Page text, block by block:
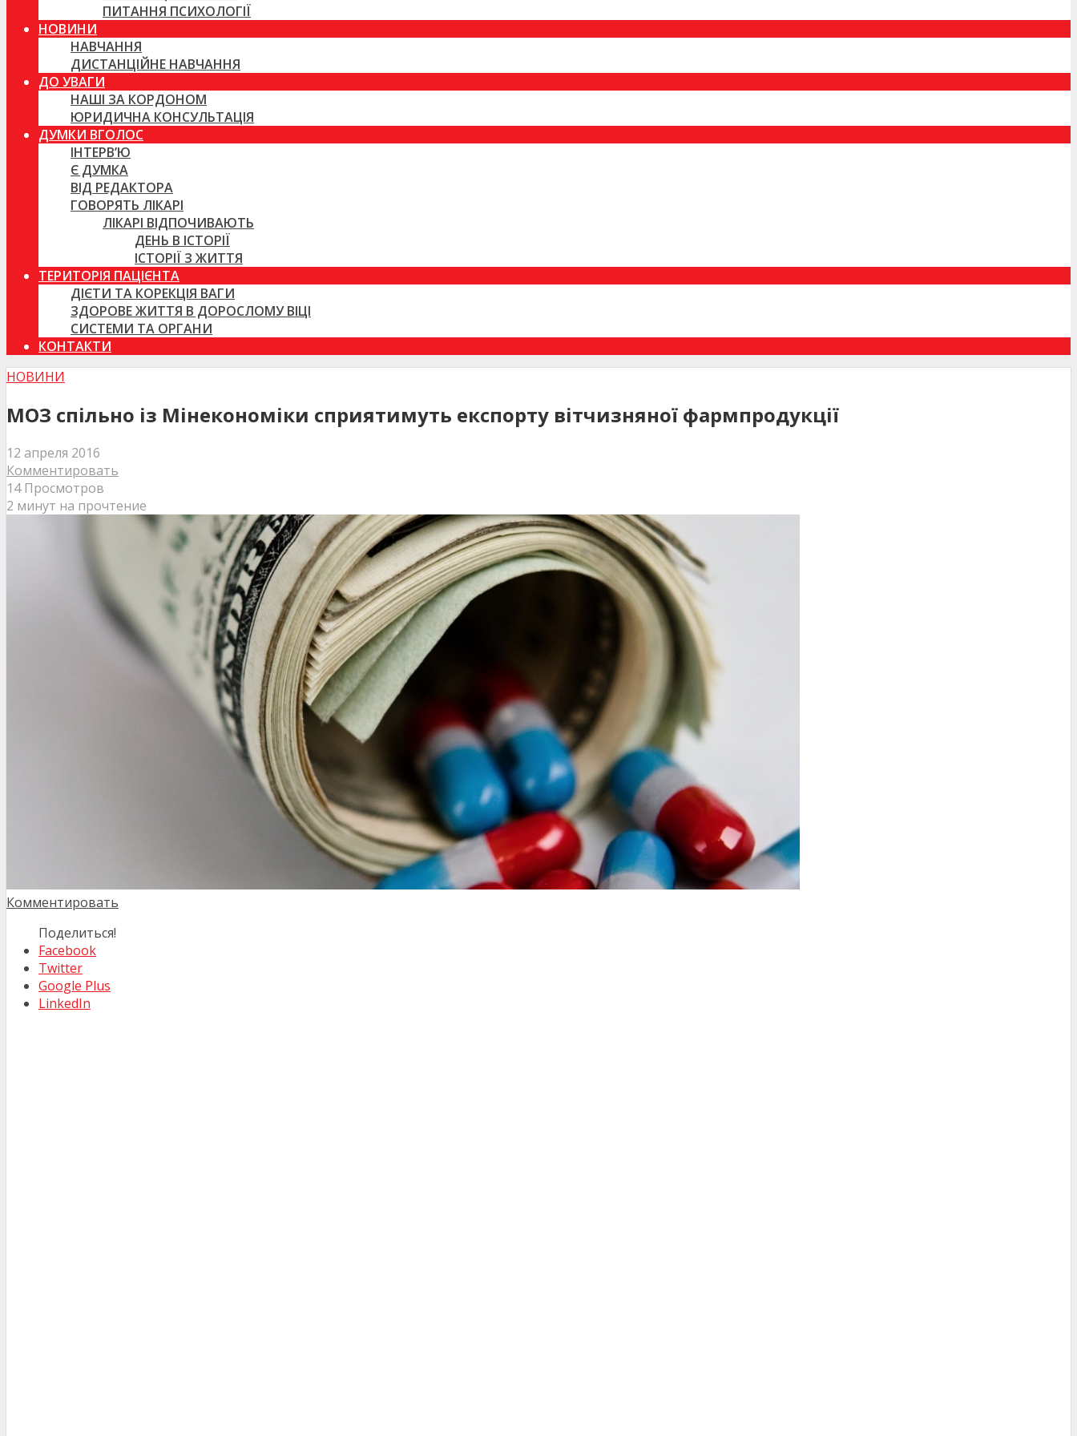
ПИТАННЯ ПСИХОЛОГІЇ
НОВИНИ
НАВЧАННЯ
ДИСТАНЦІЙНЕ НАВЧАННЯ
ДО УВАГИ
НАШІ ЗА КОРДОНОМ
ЮРИДИЧНА КОНСУЛЬТАЦІЯ
ДУМКИ ВГОЛОС
ІНТЕРВ’Ю
Є ДУМКА
ВІД РЕДАКТОРА
ГОВОРЯТЬ ЛІКАРІ
ЛІКАРІ ВІДПОЧИВАЮТЬ
ДЕНЬ В ІСТОРІЇ
ІСТОРІЇ З ЖИТТЯ
ТЕРИТОРІЯ ПАЦІЄНТА
ДІЄТИ ТА КОРЕКЦІЯ ВАГИ
ЗДОРОВЕ ЖИТТЯ В ДОРОСЛОМУ ВІЦІ
СИСТЕМИ ТА ОРГАНИ
КОНТАКТИ
НОВИНИ
МОЗ спільно із Мінекономіки сприятимуть експорту вітчизняної фармпродукції
12 апреля 2016
Комментировать
14 Просмотров
2 минут на прочтение
Комментировать
Поделиться!
Facebook
Twitter
Google Plus
LinkedIn